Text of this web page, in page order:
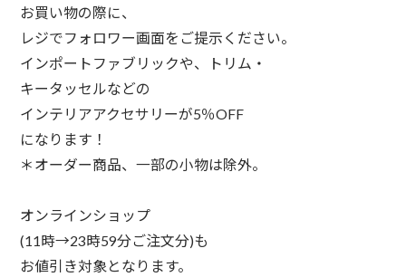
お買い物の際に⁠、⁠
レジでフォロワー画面をご提示ください。⁠
インポートファブリックや、トリム・⁠
キータッセルなどの⁠
インテリアアクセサリーが5％OFF⁠
になります！⁠
⁠＊オーダー商品、一部の小物は⁠除外。⁠
オンラインショップ⁠
(11時→23時59分ご注文分)も⁠
お値引き対象となります。⁠